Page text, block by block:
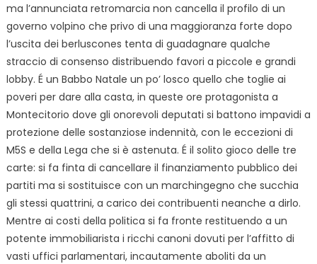
ma l’annunciata retromarcia non cancella il profilo di un
governo volpino che privo di una maggioranza forte dopo
l’uscita dei berluscones tenta di guadagnare qualche
straccio di consenso distribuendo favori a piccole e grandi
lobby. É un Babbo Natale un po’ losco quello che toglie ai
poveri per dare alla casta, in queste ore protagonista a
Montecitorio dove gli onorevoli deputati si battono impavidi a
protezione delle sostanziose indennità, con le eccezioni di
M5S e della Lega che si è astenuta. É il solito gioco delle tre
carte: si fa finta di cancellare il finanziamento pubblico dei
partiti ma si sostituisce con un marchingegno che succhia
gli stessi quattrini, a carico dei contribuenti neanche a dirlo.
Mentre ai costi della politica si fa fronte restituendo a un
potente immobiliarista i ricchi canoni dovuti per l’affitto di
vasti uffici parlamentari, incautamente aboliti da un